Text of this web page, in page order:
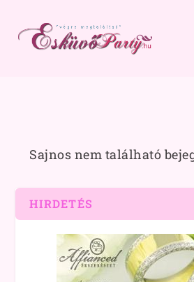
Sajnos nem található
HIRDETÉS